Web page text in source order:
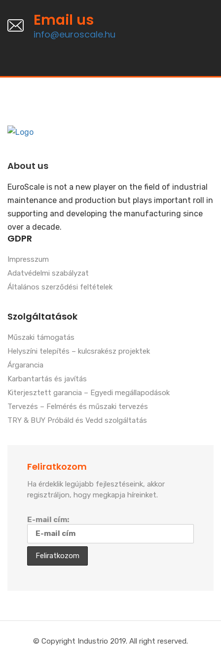
Email us
info@euroscale.hu
About us
EuroScale is not a new player on the field of industrial
maintenance and production but plays important roll in
supporting and developing the manufacturing since
over a decade.
GDPR
Impresszum
Adatvédelmi szabályzat
Általános szerződési feltételek
Szolgáltatások
Műszaki támogatás
Helyszíni telepítés – kulcsrakész projektek
Árgarancia
Karbantartás és javítás
Kiterjesztett garancia – Egyedi megállapodások
Tervezés – Felmérés és műszaki tervezés
TRY & BUY Próbáld és Vedd szolgáltatás
Feliratkozom
Ha érdeklik legújabb fejlesztéseink, akkor
regisztráljon, hogy megkapja híreinket.
E-mail cím:
© Copyright Industrio 2019. All right reserved.